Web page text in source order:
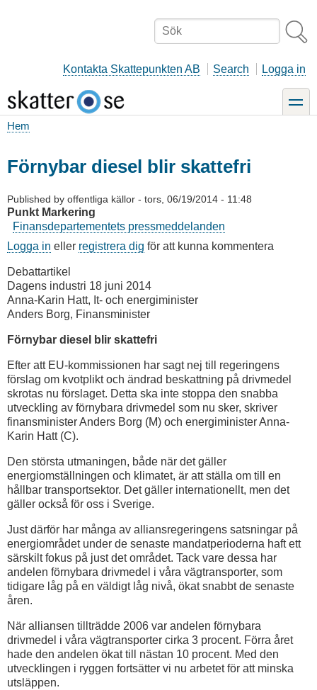
Sök
Kontakta Skattepunkten AB Search Logga in
toggle
Hem
Förnybar diesel blir skattefri
Published by offentliga källor - tors, 06/19/2014 - 11:48
Punkt Markering
Finansdepartementets pressmeddelanden
Logga in eller registrera dig för att kunna kommentera
Debattartikel
Dagens industri 18 juni 2014
Anna-Karin Hatt, It- och energiminister
Anders Borg, Finansminister
Förnybar diesel blir skattefri
Efter att EU-kommissionen har sagt nej till regeringens
förslag om kvotplikt och ändrad beskattning på drivmedel
skrotas nu förslaget. Detta ska inte stoppa den snabba
utveckling av förnybara drivmedel som nu sker, skriver
finansminister Anders Borg (M) och energiminister Anna-
Karin Hatt (C).
Den största utmaningen, både när det gäller
energiomställningen och klimatet, är att ställa om till en
hållbar transportsektor. Det gäller internationellt, men det
gäller också för oss i Sverige.
Just därför har många av alliansregeringens satsningar på
energiområdet under de senaste mandatperioderna haft ett
särskilt fokus på just det området. Tack vare dessa har
andelen förnybara drivmedel i våra vägtransporter, som
tidigare låg på en väldigt låg nivå, ökat snabbt de senaste
åren.
När alliansen tillträdde 2006 var andelen förnybara
drivmedel i våra vägtransporter cirka 3 procent. Förra året
hade den andelen ökat till nästan 10 procent. Med den
utvecklingen i ryggen fortsätter vi nu arbetet för att minska
utsläppen.